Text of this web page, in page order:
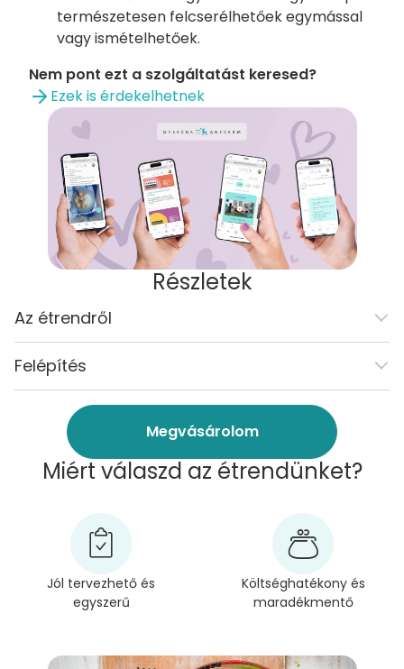
természetesen felcserélhetőek egymással
vagy ismételhetőek.
Nem pont ezt a szolgáltatást keresed?
Ezek is érdekelhetnek
Részletek
Az étrendről
Felépítés
Megvásárolom
Miért válaszd az étrendünket?
Jól tervezhető és
egyszerű
Költséghatékony és
maradékmentő